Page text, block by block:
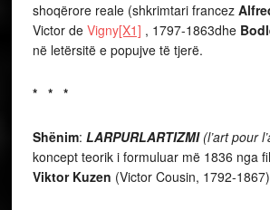
shoqërore reale (shkrimtari francez
Victor de Vigny[X1] , 1797-1863dhe
në letërsitë e popujve të tjerë.
* * *
Shënim: LARPURLARTIZMI(l’art pour
koncept teorik i formuluar më 1836 nga
Viktor Kuzen (Victor Cousin, 1792-